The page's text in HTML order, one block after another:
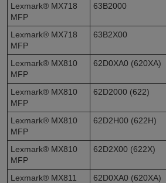
Lexmark® MX718
MFP
63B2000
Lexmark® MX718
MFP
63B2X00
Lexmark® MX810
MFP
62D0XA0 (620XA)
Lexmark® MX810
MFP
62D2000 (622)
Lexmark® MX810
MFP
62D2H00 (622H)
Lexmark® MX810
MFP
62D2X00 (622X)
Lexmark® MX811
62D0XA0 (620XA)